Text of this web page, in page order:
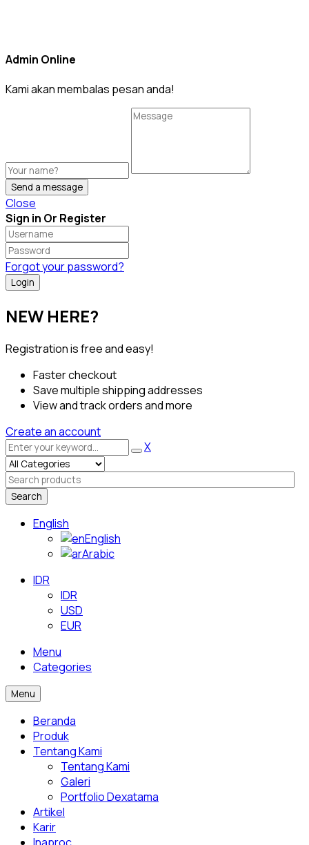
Admin Online
Kami akan membalas pesan anda!
Send a message
Close
Sign in Or Register
Forgot your password?
NEW HERE?
Registration is free and easy!
Faster checkout
Save multiple shipping addresses
View and track orders and more
Create an account
X
Search
English
English
Arabic
IDR
IDR
USD
EUR
Menu
Categories
Menu
Beranda
Produk
Tentang Kami
Tentang Kami
Galeri
Portfolio Dexatama
Artikel
Karir